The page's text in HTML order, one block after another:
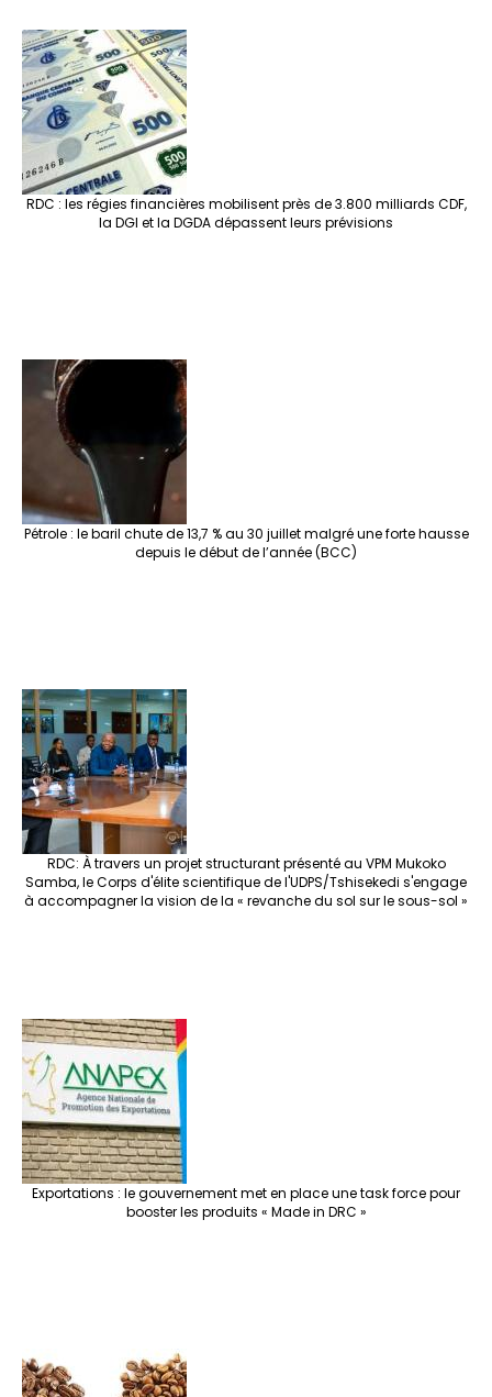
RDC : les régies financières mobilisent près de 3.800 milliards CDF,
la DGI et la DGDA dépassent leurs prévisions
Pétrole : le baril chute de 13,7 % au 30 juillet malgré une forte hausse
depuis le début de l’année (BCC)
RDC: À travers un projet structurant présenté au VPM Mukoko
Samba, le Corps d'élite scientifique de l'UDPS/Tshisekedi s'engage
à accompagner la vision de la « revanche du sol sur le sous-sol »
Exportations : le gouvernement met en place une task force pour
booster les produits « Made in DRC »